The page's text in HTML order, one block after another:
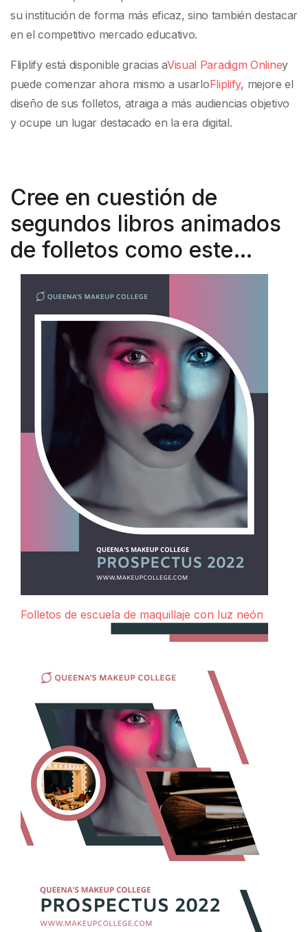
su institución de forma más eficaz, sino también destacar
en el competitivo mercado educativo.
Fliplify está disponible gracias aVisual Paradigm Onliney
puede comenzar ahora mismo a usarloFliplify, mejore el
diseño de sus folletos, atraiga a más audiencias objetivo
y ocupe un lugar destacado en la era digital.
Cree en cuestión de
segundos libros animados
de folletos como este…
Folletos de escuela de maquillaje con luz neón